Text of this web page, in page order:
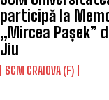
participă la
„Mircea Pașek”
Jiu
SCM CRAIOVA (F)